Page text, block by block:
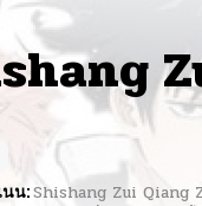
นน:Shishang Zui Qiang